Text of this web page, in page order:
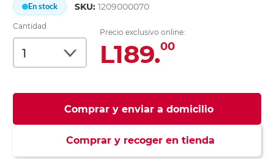
En stock SKU:1209000070
Cantidad
Precio exclusivo online:
L189.00
Comprar y enviar a domicilio
Comprar y recoger en tienda